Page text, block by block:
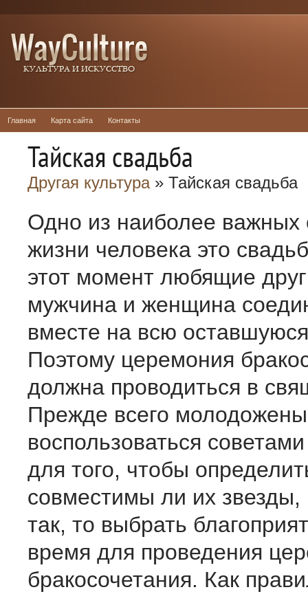
Главная Карта сайта Контакты
Тайская свадьба
Другая культура» Тайская свадьба
Одно из наиболее важных
жизни человека это
этот момент любящие
мужчина и женщина
вместе на всю
Поэтому церемония
должна проводиться в
Прежде всего
воспользоваться
для того, чтобы
совместимы ли их звезды,
так, то выбрать
время для проведения
бракосочетания. Как